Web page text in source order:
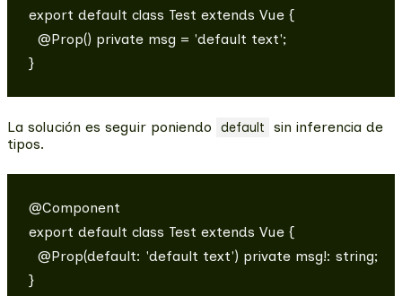
export default class Test extends Vue {
  @Prop() private msg = 'default text';
La solución es seguir poniendo default
sin inferencia de
tipos.
@Component
export default class Test extends Vue {
  @Prop(default: 'default text') private msg!: string;